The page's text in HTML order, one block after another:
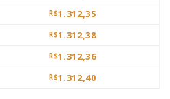
R$1.312,35
R$1.312,38
R$1.312,36
R$1.312,40